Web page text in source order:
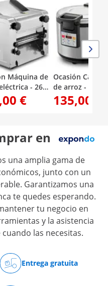
Máquina de
- 26
de masa
mm - Royal
€
Ocasión
de arroz - 26 l -
de temperatura
digital: 40 - 80
135,00 €
en
una amplia gama de
junto con un
Garantizamos una
te quedes esperando.
tu negocio en
y la asistencia
las necesitas.
Entrega gratuita